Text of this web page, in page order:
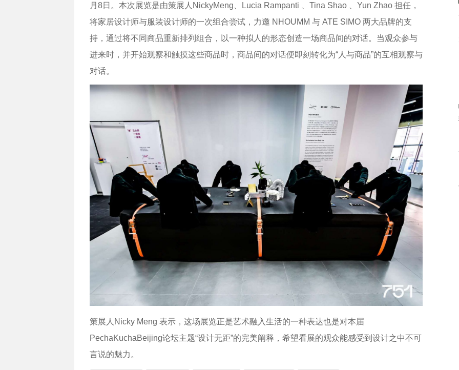
月8日。本次展览是由策展人NickyMeng、Lucia Rampanti 、Tina Shao 、Yun Zhao 担任，
将家居设计师与服装设计师的一次组合尝试，力邀 NHOUMM 与 ATE SIMO 两大品牌的支
持，通过将不同商品重新排列组合，以一种拟人的形态创造一场商品间的对话。当观众参与
进来时，并开始观察和触摸这些商品时，商品间的对话便即刻转化为“人与商品”的互相观察与
对话。
策展人Nicky Meng 表示，这场展览正是艺术融入生活的一种表达也是对本届
PechaKuchaBeijing论坛主题“设计无距”的完美阐释，希望看展的观众能感受到设计之中不可
言说的魅力。